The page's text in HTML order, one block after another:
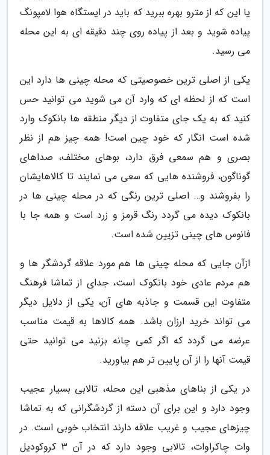
یا این که از مترو بهره ببرید که باید در ایستگاه هوا لامپونگ
پیاده شوید و بعد از پیاده روی چند دقیقه ای به این محله
می رسید.
یکی از اصلی ترین خصوصیتی که محله چینی ها دارد این
است که از لحظه ای که وارد آن می شوید می توانید حس
کنید که به یک جای متفاوت از دیگر منطقه ها بانکوک وارد
شده است انگار که خود چین است! همه چیز هم از نظر
بصری و هم سمعی فرق دارد، بوهای مختلف، صداهای
گوناگون، فروشنده هایی که سعی می نمایند تا کالاهایشان
را بفروشند و… اصلی ترین رنگی که در محله چینی ها در
بانکوک دیده می گردد رنگ قرمز و زرد است و همه جا با
فانوس های چینی تزیین شده است.
ازآن جایی که محله چینی ها هم مورد علاقه گردشگر ها و
هم مردم عادی خود بانکوک است، جدای از تماشا فرهنگ
متفاوت این قسمت و جاذبه های آن، یکی از دلایل دیگر
می تواند خرید ارزان باشد. همه کالاها به قیمت مناسب
عرضه می گردد که اگر کمی چانه بزنید می توانید حتی
قیمت آنها را از آن پایین تر هم بیاورید.
در یکی از بناهای مذهبی این محله، تالابی بسیار عجیب
وجود دارد و این برای آن دسته از گردشگرانی که به تماشا
چیزهای عجیب و غریب علاقه دارند انتخاب خوبی است. در
وات چاکراوات، تالابی وجود دارد که در آن 3 کروکودیل